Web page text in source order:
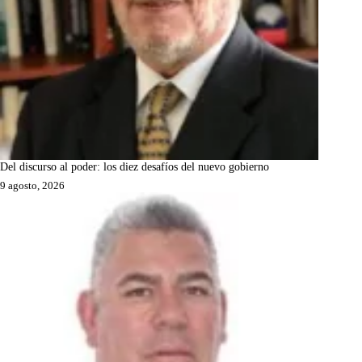
Del discurso al poder: los diez desafíos del nuevo gobierno
9 agosto, 2026